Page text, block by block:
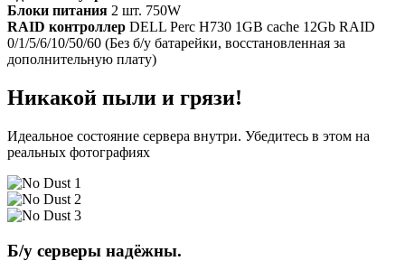
Блоки питания 2 шт. 750W
RAID контроллер DELL Perc H730 1GB cache 12Gb RAID
0/1/5/6/10/50/60 (Без б/у батарейки, восстановленная за
дополнительную плату)
Никакой пыли и грязи!
Идеальное состояние сервера внутри. Убедитесь в этом на
реальных фотографиях
Б/у серверы надёжны.